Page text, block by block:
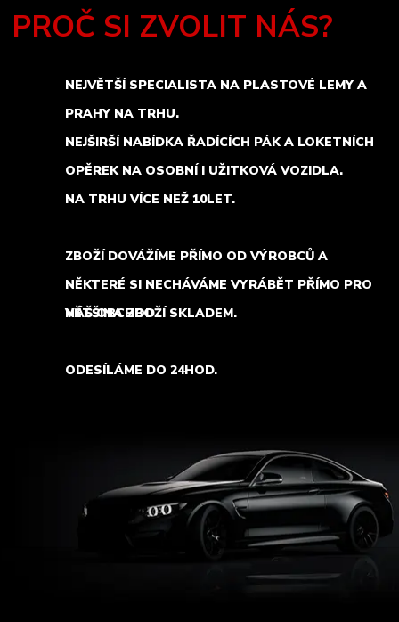
PROČ SI ZVOLIT NÁS?
NEJVĚTŠÍ SPECIALISTA NA PLASTOVÉ LEMY A
PRAHY NA TRHU.
NEJŠIRŠÍ NABÍDKA ŘADÍCÍCH PÁK A LOKETNÍCH
OPĚREK NA OSOBNÍ I UŽITKOVÁ VOZIDLA.
NA TRHU VÍCE NEŽ 10LET.
ZBOŽÍ DOVÁŽÍME PŘÍMO OD VÝROBCŮ A
NĚKTERÉ SI NECHÁVÁME VYRÁBĚT PŘÍMO PRO
NÁŠ OBCHOD.
VĚTŠINA ZBOŽÍ SKLADEM.
ODESÍLÁME DO 24HOD.